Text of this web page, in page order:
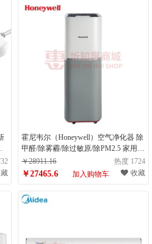
霍尼韦尔（Honeywell）空气净化器 除
甲醛/除雾霾/除过敏原/除PM2.5 家用办
公 KJ810G93W 空气净化器（计量单
位：台）
￥28911.16 热度 1724
￥27465.6 加入购物车 收藏